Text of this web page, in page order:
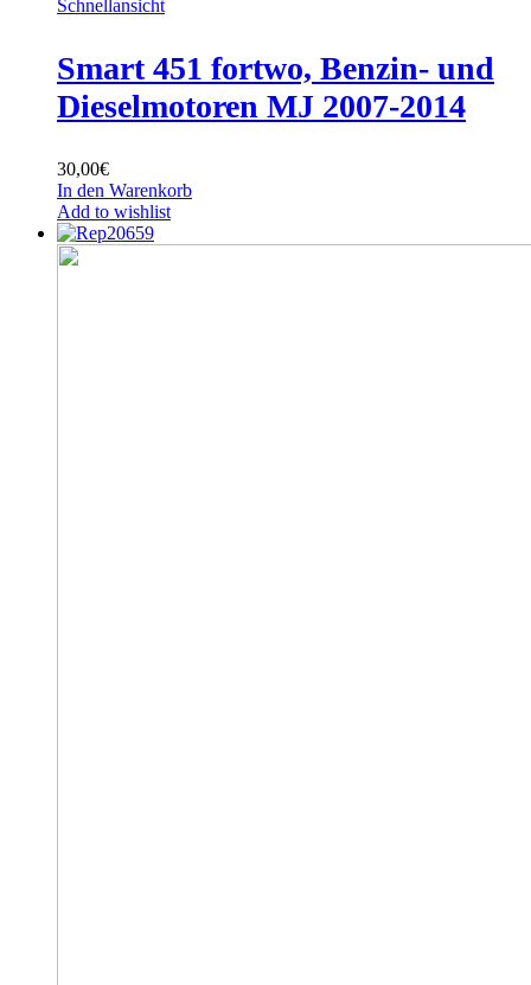
Schnellansicht
Smart 451 fortwo, Benzin- und
Dieselmotoren MJ 2007-2014
30,00€
In den Warenkorb
Add to wishlist